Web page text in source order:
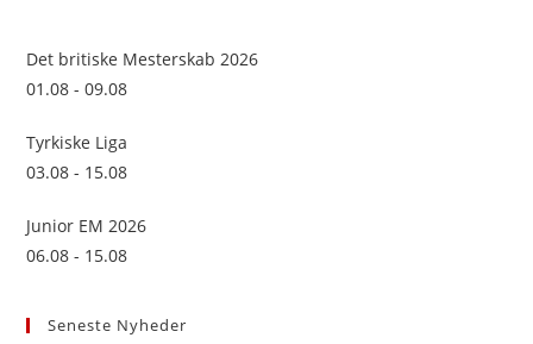
Det britiske Mesterskab 2026
01.08 - 09.08
Tyrkiske Liga
03.08 - 15.08
Junior EM 2026
06.08 - 15.08
Seneste Nyheder